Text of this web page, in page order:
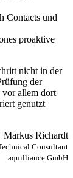
Contacts und
proaktive
nicht in der
der
vor allem dort
genutzt
Markus Richardt
Consultant
aquilliance GmbH